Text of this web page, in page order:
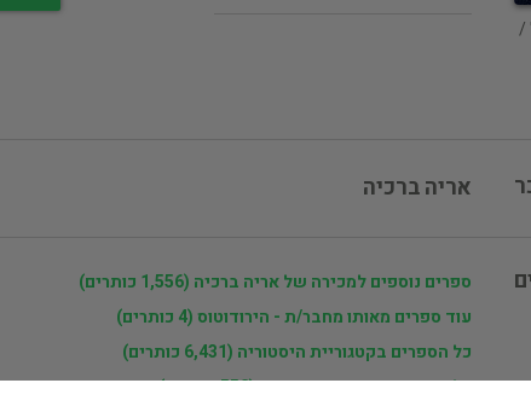
/
אריה ברכיה
ספרים נוספים למכירה של אריה ברכיה (1,556 כותרים)
עוד ספרים מאותו מחבר/ת - הירודוטוס (4 כותרים)
כל הספרים בקטגוריית היסטוריה (6,431 כותרים)
כל הספרים מהוצאת ראובן מס (552 כותרים)